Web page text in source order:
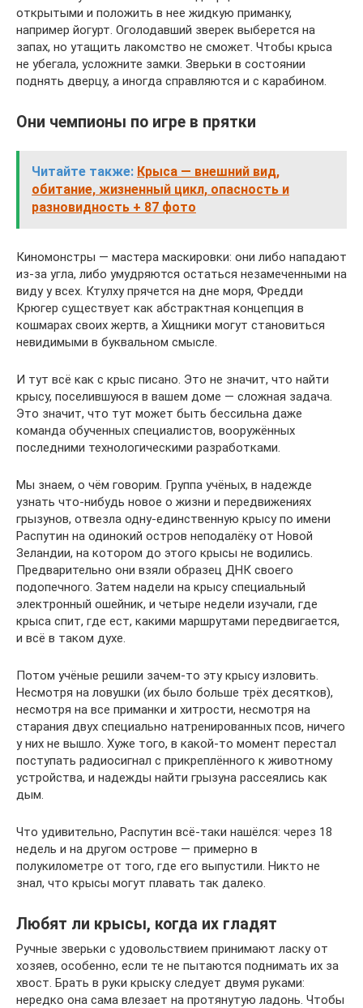
открытыми и положить в нее жидкую приманку,
например йогурт. Оголодавший зверек выберется на
запах, но утащить лакомство не сможет. Чтобы крыса
не убегала, усложните замки. Зверьки в состоянии
поднять дверцу, а иногда справляются и с карабином.
Они чемпионы по игре в прятки
Читайте также: Крыса — внешний вид,
обитание, жизненный цикл, опасность и
разновидность + 87 фото
Киномонстры — мастера маскировки: они либо нападают
из-за угла, либо умудряются остаться незамеченными на
виду у всех. Ктулху прячется на дне моря, Фредди
Крюгер существует как абстрактная концепция в
кошмарах своих жертв, а Хищники могут становиться
невидимыми в буквальном смысле.
И тут всё как с крыс писано. Это не значит, что найти
крысу, поселившуюся в вашем доме — сложная задача.
Это значит, что тут может быть бессильна даже
команда обученных специалистов, вооружённых
последними технологическими разработками.
Мы знаем, о чём говорим. Группа учёных, в надежде
узнать что-нибудь новое о жизни и передвижениях
грызунов, отвезла одну-единственную крысу по имени
Распутин на одинокий остров неподалёку от Новой
Зеландии, на котором до этого крысы не водились.
Предварительно они взяли образец ДНК своего
подопечного. Затем надели на крысу специальный
электронный ошейник, и четыре недели изучали, где
крыса спит, где ест, какими маршрутами передвигается,
и всё в таком духе.
Потом учёные решили зачем-то эту крысу изловить.
Несмотря на ловушки (их было больше трёх десятков),
несмотря на все приманки и хитрости, несмотря на
старания двух специально натренированных псов, ничего
у них не вышло. Хуже того, в какой-то момент перестал
поступать радиосигнал с прикреплённого к животному
устройства, и надежды найти грызуна рассеялись как
дым.
Что удивительно, Распутин всё-таки нашёлся: через 18
недель и на другом острове — примерно в
полукилометре от того, где его выпустили. Никто не
знал, что крысы могут плавать так далеко.
Любят ли крысы, когда их гладят
Ручные зверьки с удовольствием принимают ласку от
хозяев, особенно, если те не пытаются поднимать их за
хвост. Брать в руки крыску следует двумя руками:
нередко она сама влезает на протянутую ладонь. Чтобы